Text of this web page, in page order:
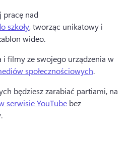
pracę nad
szkoły, tworząc unikatowy i
wideo.
i filmy ze swojego urządzenia w
społecznościowych.
będziesz zarabiać partiami, na
serwisie YouTube bez